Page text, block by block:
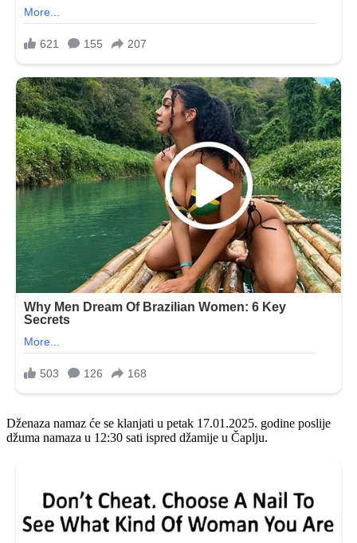
Dženaza namaz će se klanjati u petak 17.01.2025. godine poslije
džuma namaza u 12:30 sati ispred džamije u Čaplju.